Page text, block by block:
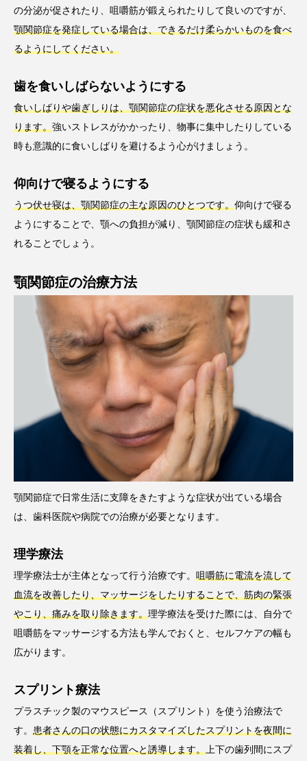
の分泌が促されたり、咀嚼筋が鍛えられたりして良いのですが、
顎関節症を発症している場合は、できるだけ柔らかいものを食べ
るようにしてください。
歯を食いしばらないようにする
食いしばりや歯ぎしりは、顎関節症の症状を悪化させる原因とな
ります。強いストレスがかかったり、物事に集中したりしている
時も意識的に食いしばりを避けるよう心がけましょう。
仰向けで寝るようにする
うつ伏せ寝は、顎関節症の主な原因のひとつです。仰向けで寝る
ようにすることで、顎への負担が減り、顎関節症の症状も緩和さ
れることでしょう。
顎関節症の治療方法
顎関節症で日常生活に支障をきたすような症状が出ている場合
は、歯科医院や病院での治療が必要となります。
理学療法
理学療法士が主体となって行う治療です。 咀嚼筋に電流を流して
血流を改善したり、マッサージをしたりすることで、筋肉の緊張
やこり、痛みを取り除きます。理学療法を受けた際には、自分で
咀嚼筋をマッサージする方法も学んでおくと、セルフケアの幅も
広がります。
スプリント療法
プラスチック製のマウスピース（スプリント）を使う治療法で
す。 患者さんの口の状態にカスタマイズしたスプリントを夜間に
装着し、下顎を正常な位置へと誘導します。上下の歯列間にスプ